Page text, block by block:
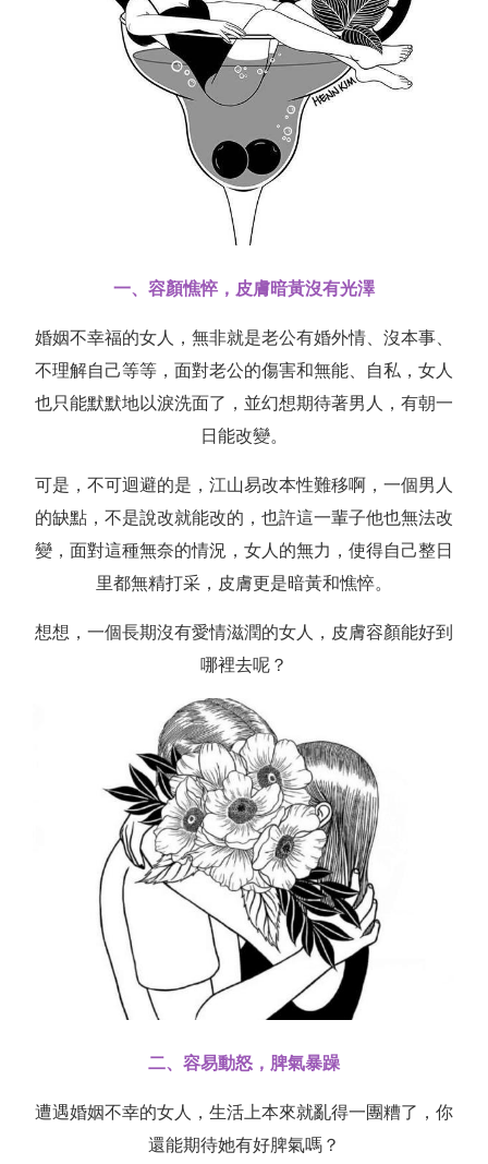
一、容顏憔悴，皮膚暗黃沒有光澤
婚姻不幸福的女人，無非就是老公有婚外情、沒本事、
不理解自己等等，面對老公的傷害和無能、自私，女人
也只能默默地以淚洗面了，並幻想期待著男人，有朝一
日能改變。
可是，不可迴避的是，江山易改本性難移啊，一個男人
的缺點，不是說改就能改的，也許這一輩子他也無法改
變，面對這種無奈的情況，女人的無力，使得自己整日
里都無精打采，皮膚更是暗黃和憔悴。
想想，一個長期沒有愛情滋潤的女人，皮膚容顏能好到
哪裡去呢？
二、容易動怒，脾氣暴躁
遭遇婚姻不幸的女人，生活上本來就亂得一團糟了，你
還能期待她有好脾氣嗎？